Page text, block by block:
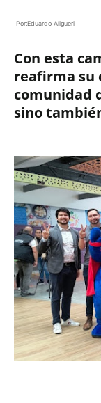
Por:Eduardo Aligueri
Con esta
reafirma su
comunidad
sino